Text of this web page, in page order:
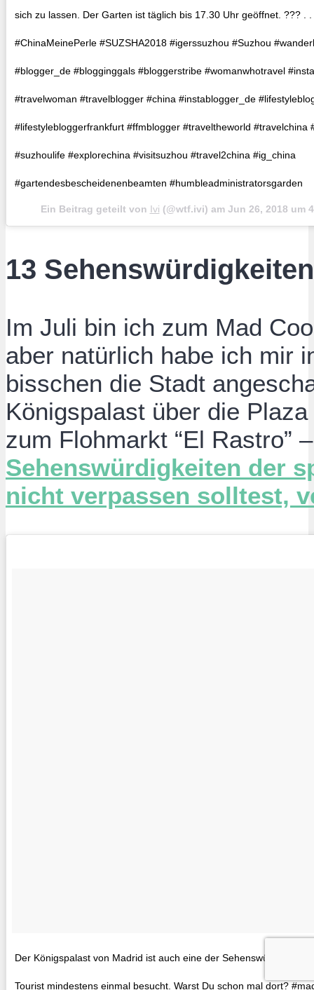
sich zu lassen. Der Garten ist täglich bis 17.30 Uhr geöffnet. ??? . .
#ChinaMeinePerle #SUZSHA2018 #igerssuzhou #Suzhou
#blogger_de #blogginggals #bloggerstribe #womanwhotravel
#travelwoman #travelblogger #china #instablogger_de
#lifestylebloggerfrankfurt #ffmblogger #traveltheworld #travelchina
#suzhoulife #explorechina #visitsuzhou #travel2china #ig_china
#gartendesbescheidenenbeamten #humbleadministratorsgarden
Ein Beitrag geteilt von Ivi (@wtf.ivi) am Jun 26, 2018 um
13
Im Juli bin ich zum Mad
aber natürlich habe ich mir
bisschen die Stadt
Königspalast über die
zum Flohmarkt “El Rastro”
Sehenswürdigkeiten der
nicht verpassen solltest,
Der Königspalast von Madrid ist auch eine der
Tourist mindestens einmal besucht. Warst Du schon mal dort?